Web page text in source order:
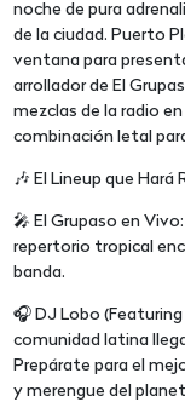
noche de pura
de la ciudad. Puerto
ventana para
arrollador de El
mezclas de la radio
combinación letal
🎶 El Lineup que Hará
🎤 El Grupaso en
repertorio tropical
banda.
🎧 DJ Lobo
comunidad latina
Prepárate para el
y merengue del